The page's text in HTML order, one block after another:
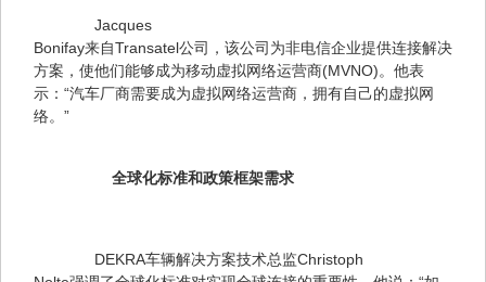
Jacques
Bonifay来自Transatel公司，该公司为非电信企业提供连接解决
方案，使他们能够成为移动虚拟网络运营商(MVNO)。他表
示：“汽车厂商需要成为虚拟网络运营商，拥有自己的虚拟网
络。”
全球化标准和政策框架需求
DEKRA车辆解决方案技术总监Christoph